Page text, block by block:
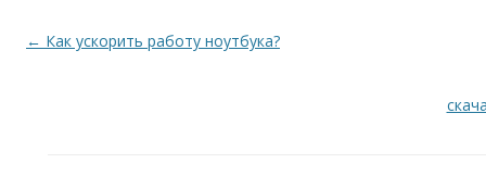
Навигация по записям
← Как ускорить работу ноутбука?